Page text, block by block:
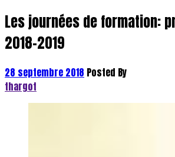
Les journées de formation:
2018-2019
28 septembre 2018 Posted By
thargot